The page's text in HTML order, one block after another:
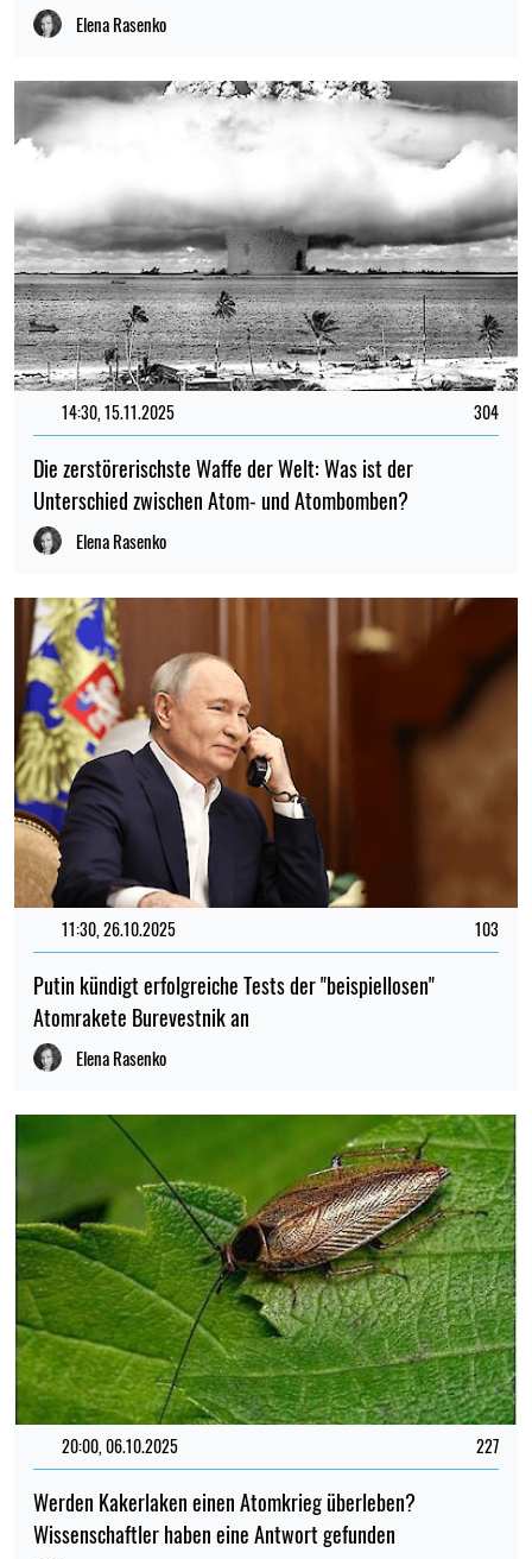
Elena Rasenko
14:30, 15.11.2025 304
Die zerstörerischste Waffe der Welt: Was ist der
Unterschied zwischen Atom- und Atombomben?
Elena Rasenko
11:30, 26.10.2025 103
Putin kündigt erfolgreiche Tests der "beispiellosen"
Atomrakete Burevestnik an
Elena Rasenko
20:00, 06.10.2025 227
Werden Kakerlaken einen Atomkrieg überleben?
Wissenschaftler haben eine Antwort gefunden